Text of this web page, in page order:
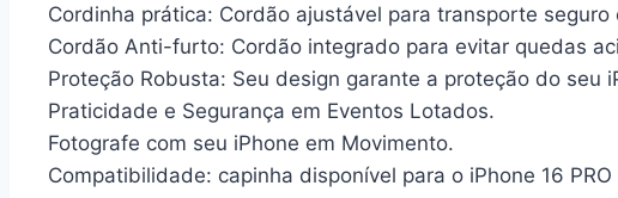
Cordinha prática: Cordão ajustável para transporte seguro
Cordão Anti-furto: Cordão integrado para evitar quedas
Proteção Robusta: Seu design garante a proteção do seu
Praticidade e Segurança em Eventos Lotados.
Fotografe com seu iPhone em Movimento.
Compatibilidade: capinha disponível para o iPhone 16